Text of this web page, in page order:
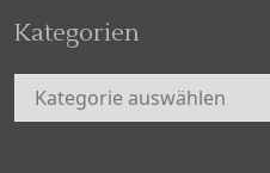
Kategorien
Kategorien